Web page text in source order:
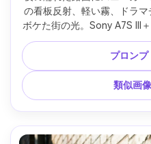
の看板反射、軽い霧、ドラ
ボケた街の光。Sony A7S III
シネマティック商品写真、
--
プロン
類似画